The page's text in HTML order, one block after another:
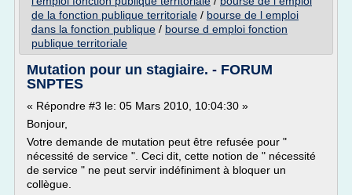
de la fonction publique territoriale / bourse de l emploi
dans la fonction publique / bourse d emploi fonction
publique territoriale
Mutation pour un stagiaire. - FORUM
SNPTES
« Répondre #3 le: 05 Mars 2010, 10:04:30 »
Bonjour,
Votre demande de mutation peut être refusée pour "
nécessité de service ". Ceci dit, cette notion de " nécessité
de service " ne peut servir indéfiniment à bloquer un
collègue.